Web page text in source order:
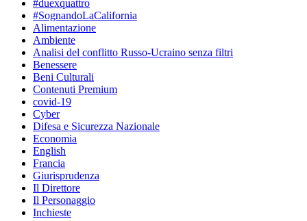
#duexquattro
#SognandoLaCalifornia
Alimentazione
Ambiente
Analisi del conflitto Russo-Ucraino senza filtri
Benessere
Beni Culturali
Contenuti Premium
covid-19
Cyber
Difesa e Sicurezza Nazionale
Economia
English
Francia
Giurisprudenza
Il Direttore
Il Personaggio
Inchieste